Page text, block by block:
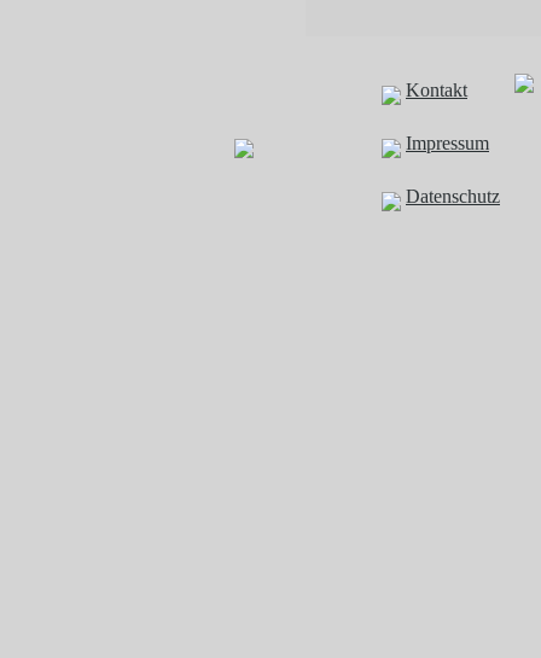
Kontakt
Impressum
Datenschutz